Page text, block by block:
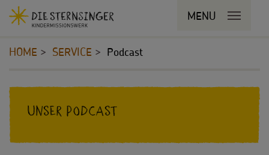
Navigationsabkürzungen
Seiteninhalt
Zur
Zur
MENU
MENU SCHLIESSEN
STERNSINGEN
Vorlagen, Lieder, Praktische Hilfen
Sternsinger-Material
PROJEKTE
befinden
HOME SERVICE Podcast
Inhalt
Unser Podcast